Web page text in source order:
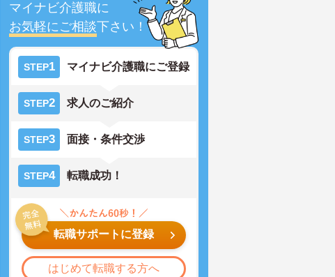
マイナビ介護職に
お気軽にご相談下さい！
STEP1 マイナビ介護職にご登録
STEP2 求人のご紹介
STEP3 面接・条件交渉
STEP4 転職成功！
転職サポートに登録
はじめて転職する方へ